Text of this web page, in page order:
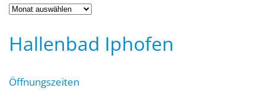
Archiv
Hallenbad Iphofen
Öffnungszeiten